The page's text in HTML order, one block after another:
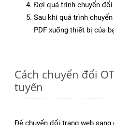
Đợi quá trình chuyển
Sau khi quá trình
PDF xuống thiết bị của
Cách chuyển đổi
tuyến
Để chuyển đổi trang web sang